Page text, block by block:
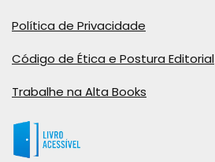
Política de Privacidade
Código de Ética e Postura Editorial
Trabalhe na Alta Books